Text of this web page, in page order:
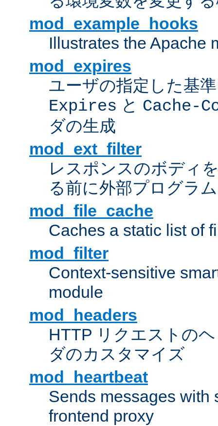
mod_example_hooks
Illustrates the Apache
mod_expires
ユーザの指定した基
Expires と Cache-
ダの生成
mod_ext_filter
レスポンスのボディ
る前に外部プログラ
mod_file_cache
Caches a static list of
mod_filter
Context-sensitive
module
mod_headers
HTTP リクエストの
ダのカスタマイズ
mod_heartbeat
Sends messages with
frontend proxy